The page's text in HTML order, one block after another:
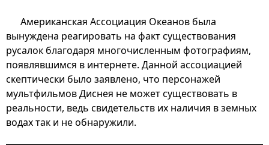
Американская Ассоциация Океанов была
вынуждена реагировать на факт существования
русалок благодаря многочисленным фотографиям,
появлявшимся в интернете. Данной ассоциацией
скептически было заявлено, что персонажей
мультфильмов Диснея не может существовать в
реальности, ведь свидетельств их наличия в земных
водах так и не обнаружили.